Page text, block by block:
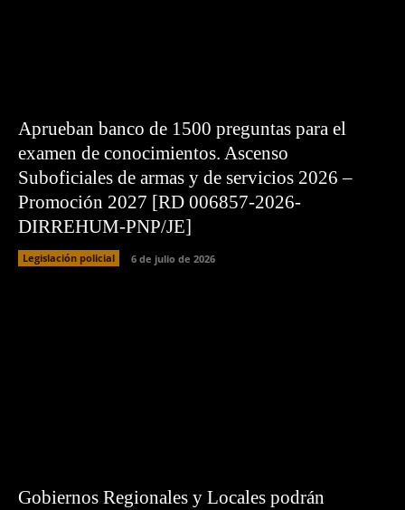
Aprueban banco de 1500 preguntas para el
examen de conocimientos. Ascenso
Suboficiales de armas y de servicios 2026 –
Promoción 2027 [RD 006857-2026-
DIRREHUM-PNP/JE]
Legislación policial 6 de julio de 2026
Gobiernos Regionales y Locales podrán